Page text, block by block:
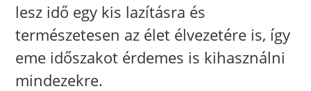
lesz idő egy kis lazításra és
természetesen az élet élvezetére is, így
eme időszakot érdemes is kihasználni
mindezekre.